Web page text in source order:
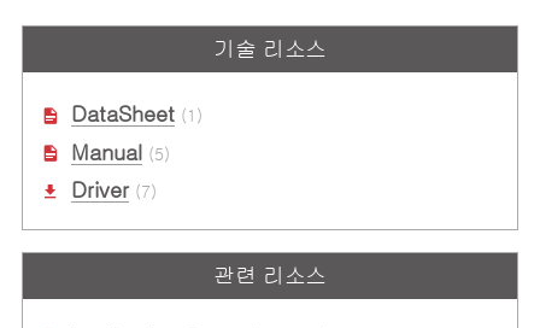
기술 리소스
DataSheet(1)
Manual (5)
Driver(7)
관련 리소스